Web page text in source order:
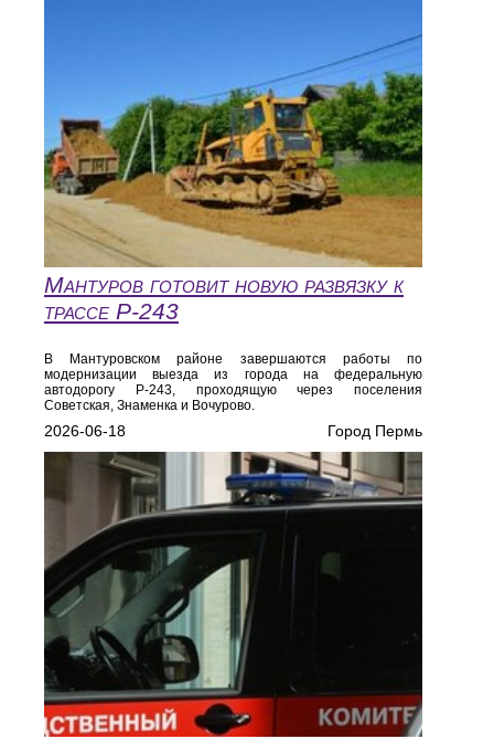
Мантуров готовит новую развязку к
трассе Р‑243
В Мантуровском районе завершаются работы по
модернизации выезда из города на федеральную
автодорогу Р‑243, проходящую через поселения
Советская, Знаменка и Вочурово.
2026-06-18 Город Пермь